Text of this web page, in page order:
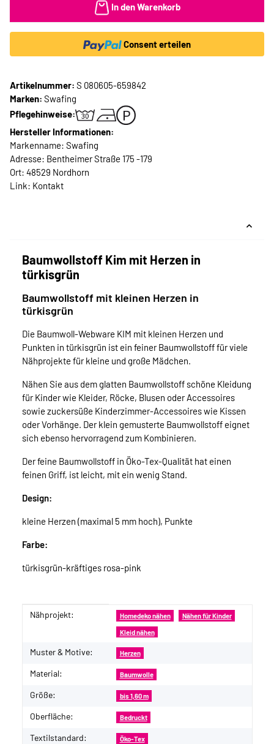
In den Warenkorb
Consent erteilen
Artikelnummer: S 080605-659842
Marken: Swafing
Pflegehinweise:
Hersteller Informationen:
Markenname: Swafing
Adresse: Bentheimer Straße 175 -179
Ort: 48529 Nordhorn
Link: Kontakt
Baumwollstoff Kim mit Herzen in
türkisgrün
Baumwollstoff mit kleinen Herzen in
türkisgrün
Die Baumwoll-Webware KIM mit kleinen Herzen und
Punkten in türkisgrün ist ein feiner Baumwollstoff für viele
Nähprojekte für kleine und große Mädchen.
Nähen Sie aus dem glatten Baumwollstoff schöne Kleidung
für Kinder wie Kleider, Röcke, Blusen oder Accessoires
sowie zuckersüße Kinderzimmer-Accessoires wie Kissen
oder Vorhänge. Der klein gemusterte Baumwollstoff eignet
sich ebenso hervorragend zum Kombinieren.
Der feine Baumwollstoff in Öko-Tex-Qualität hat einen
feinen Griff, ist leicht, mit ein wenig Stand.
Design:
kleine Herzen (maximal 5 mm hoch), Punkte
Farbe:
türkisgrün-kräftiges rosa-pink
Produkteigenschaft
Wert
Nähprojekt: Homedeko nähen Nähen für Kinder
Kleid nähen
Muster & Motive: Herzen
Material: Baumwolle
Größe: bis 1,60 m
Oberfläche: Bedruckt
Textilstandard: Öko-Tex